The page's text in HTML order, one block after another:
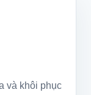
và khôi phục